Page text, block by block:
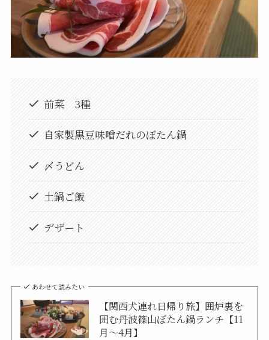
前菜 3種
自家製黒豆味噌だれのぼたん鍋
〆うどん
土鍋ご飯
デザート
あわせて読みたい
【関西犬連れ日帰り旅】囲炉裏を
囲む丹波篠山ぼたん鍋ランチ【11
月～4月】